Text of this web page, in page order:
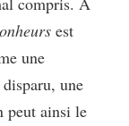
est
une
une
peut ainsi le